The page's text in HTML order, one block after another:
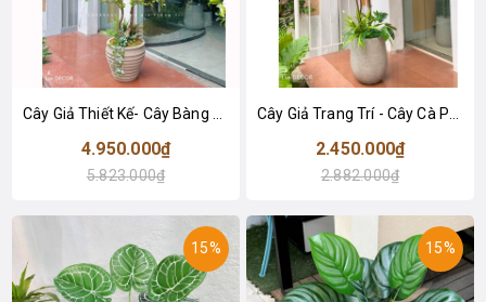
4.950.000₫
5.823.000₫
2.450.000₫
2.882.000₫
15% 15%